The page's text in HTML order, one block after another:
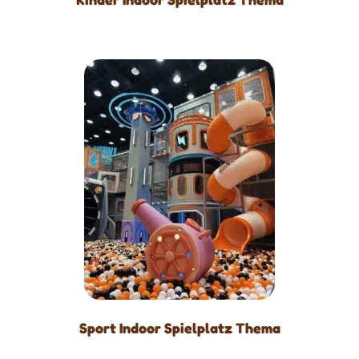
Sport Indoor Spielplatz Thema